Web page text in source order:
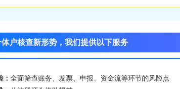
户核查新形势，我们提供以下服务
： 全面筛查账务、发票、申报、资金流等环节的风险点